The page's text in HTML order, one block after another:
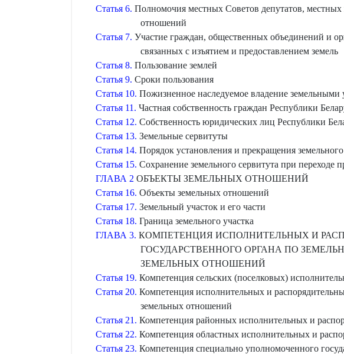
Статья 6. Полномочия местных Советов депутатов,
отношений
Статья 7. Участие граждан, общественных объединений и
связанных с изъятием и предоставлением земель
Статья 8. Пользование землей
Статья 9. Сроки пользования
Статья 10. Пожизненное наследуемое владение земельными
Статья 11. Частная собственность граждан Республики
Статья 12. Собственность юридических лиц Республики
Статья 13. Земельные сервитуты
Статья 14. Порядок установления и прекращения земельного
Статья 15. Сохранение земельного сервитута при переходе
ГЛАВА 2 ОБЪЕКТЫ ЗЕМЕЛЬНЫХ ОТНОШЕНИЙ
Статья 16. Объекты земельных отношений
Статья 17. Земельный участок и его части
Статья 18. Граница земельного участка
ГЛАВА 3. КОМПЕТЕНЦИЯ ИСПОЛНИТЕЛЬНЫХ И
ГОСУДАРСТВЕННОГО ОРГАНА ПО
ЗЕМЕЛЬНЫХ ОТНОШЕНИЙ
Статья 19. Компетенция сельских (поселковых)
Статья 20. Компетенция исполнительных и
земельных отношений
Статья 21. Компетенция районных исполнительных и
Статья 22. Компетенция областных исполнительных и
Статья 23. Компетенция специально уполномоченного